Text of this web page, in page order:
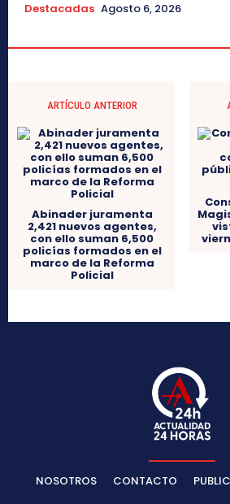
Destacadas Agosto 6, 2026
ARTÍCULO ANTERIOR
Abinader juramenta
2,421 nuevos agentes,
con ello suman 6,500
policías formados en el
marco de la Reforma
Policial
NOSOTROS CONTACTO